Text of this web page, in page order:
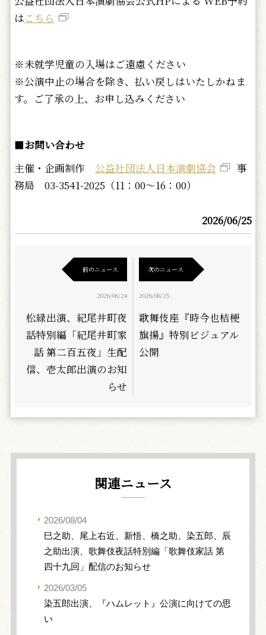
はこちら
※未就学児童の入場はご遠慮ください
※公演中止の場合を除き、払い戻しはいたしかねま
す。ご了承の上、お申し込みください
■お問い合わせ
主催・企画制作 公益社団法人日本演劇協会
事
務局 03-3541-2025（11：00～16：00）
2026/06/25
前のニュース
2026/06/24
松緑出演、紀尾井町夜
話特別編「紀尾井町家
話 第二百五夜」生配
信、壱太郎出演のお知
らせ
次のニュース
2026/06/25
歌舞伎座『時今也桔梗
旗揚』特別ビジュアル
公開
関連ニュース
2026/08/04
巳之助、尾上右近、新悟、橋之助、染五郎、辰
之助出演、歌舞伎夜話特別編「歌舞伎家話 第
四十九回」配信のお知らせ
2026/03/05
染五郎出演、『ハムレット』公演に向けての思
い